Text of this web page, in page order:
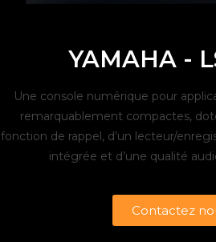
YAMAHA -
Une console numérique pour
remarquablement compactes,
fonction de rappel, d’un lecteur/
intégrée et d’une qualité
Contactez